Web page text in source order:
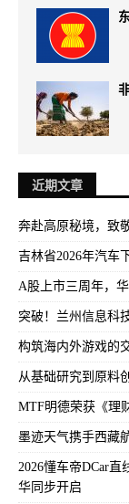
近期文章
奔赴高原秘境，致
吉林省2026年汽车
A股上市三周年，
突破！兰州信息科
构筑海内外游戏的
从基础研究到原料
MTF明德荣获《理
墨迹天气携手西藏
2026懂车帝DCar
华同步开启